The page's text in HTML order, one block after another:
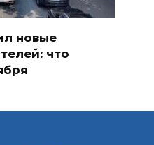
новые
что